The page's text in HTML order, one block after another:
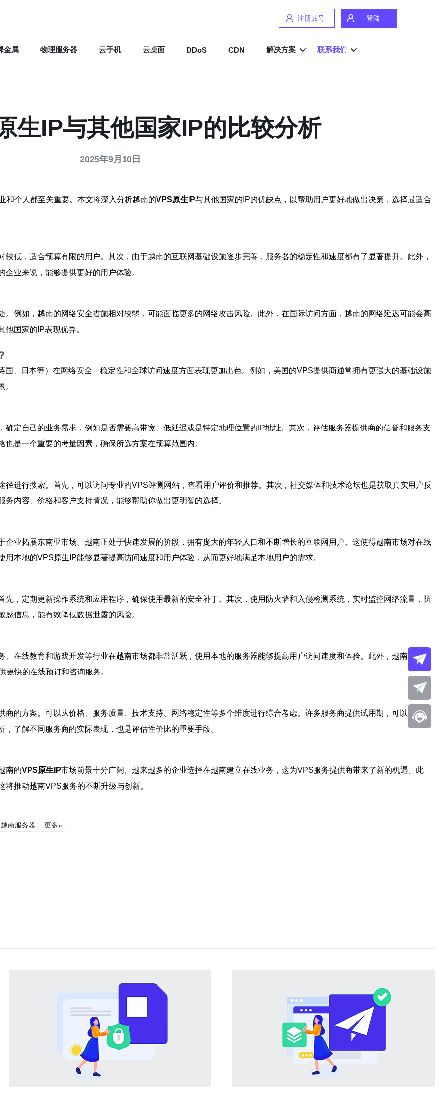
注册账号 登陆
金属 物理服务器 云手机 云桌面 DDoS CDN 解决方案 联系我们
生IP与其他国家IP的比较分析
2025年9月10日
和个人都至关重要。本文将深入分析越南的VPS原生IP与其他国家的IP的优缺点，以帮助用户更好地做出决策，选择最适合
较低，适合预算有限的用户。其次，由于越南的互联网基础设施逐步完善，服务器的稳定性和速度都有了显著提升。此外，
业来说，能够提供更好的用户体验。
。例如，越南的网络安全措施相对较弱，可能面临更多的网络攻击风险。此外，在国际访问方面，越南的网络延迟可能会高
国家的IP表现优异。
国、日本等）在网络安全、稳定性和全球访问速度方面表现更加出色。例如，美国的VPS提供商通常拥有更强大的基础设施
。
确定自己的业务需求，例如是否需要高带宽、低延迟或是特定地理位置的IP地址。其次，评估服务器提供商的信誉和服务支
是一个重要的考量因素，确保所选方案在预算范围内。
径进行搜索。首先，可以访问专业的VPS评测网站，查看用户评价和推荐。其次，社交媒体和技术论坛也是获取真实用户反
内容、价格和客户支持情况，能够帮助你做出更明智的选择。
企业拓展东南亚市场。越南正处于快速发展的阶段，拥有庞大的年轻人口和不断增长的互联网用户。这使得越南市场对在线
本地的VPS原生IP能够显著提高访问速度和用户体验，从而更好地满足本地用户的需求。
先，定期更新操作系统和应用程序，确保使用最新的安全补丁。其次，使用防火墙和入侵检测系统，实时监控网络流量，防
信息，能有效降低数据泄露的风险。
、在线教育和游戏开发等行业在越南市场都非常活跃，使用本地的服务器能够提高用户访问速度和体验。此外，越南的旅游
快的在线预订和咨询服务。
商的方案。可以从价格、服务质量、技术支持、网络稳定性等多个维度进行综合考虑。许多服务商提供试用期，可以在此期
了解不同服务商的实际表现，也是评估性价比的重要手段。
南的VPS原生IP市场前景十分广阔。越来越多的企业选择在越南建立在线业务，这为VPS服务提供商带来了新的机遇。此
推动越南VPS服务的不断升级与创新。
越南服务器 更多»